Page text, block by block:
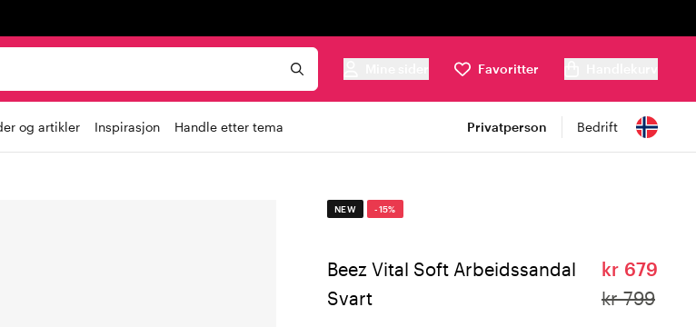
…
Favoritter
og artikler Inspirasjon Handle etter tema Privatperson Bedrift
NEW -15%
Beez Vital Soft Arbeidssandal
Svart
kr 679
kr 799